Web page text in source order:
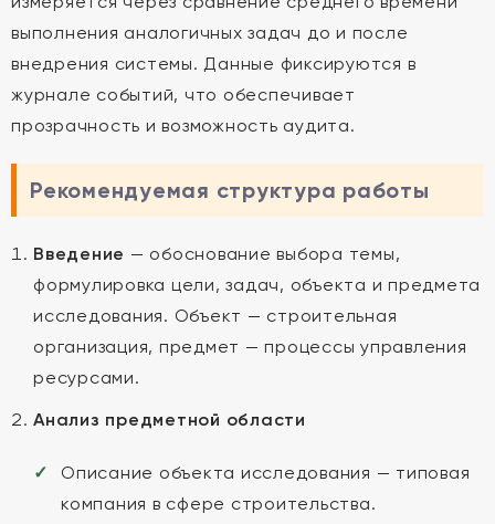
выполнения аналогичных задач до и после
внедрения системы. Данные фиксируются в
журнале событий, что обеспечивает
прозрачность и возможность аудита.
Рекомендуемая структура работы
Введение — обоснование выбора темы,
формулировка цели, задач, объекта и предмета
исследования. Объект — строительная
организация, предмет — процессы управления
ресурсами.
Анализ предметной области
Описание объекта исследования — типовая
компания в сфере строительства.